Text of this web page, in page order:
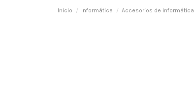
Inicio Informática Accesorios de informática